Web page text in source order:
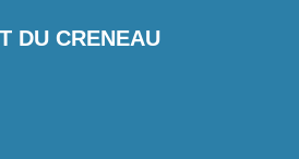
CRENEAU